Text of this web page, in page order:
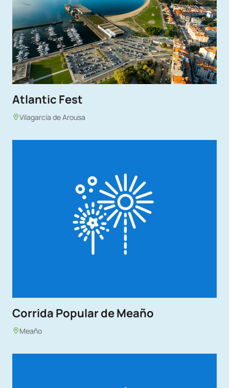
Atlantic Fest
Vilagarcía de Arousa
Corrida Popular de Meaño
Meaño